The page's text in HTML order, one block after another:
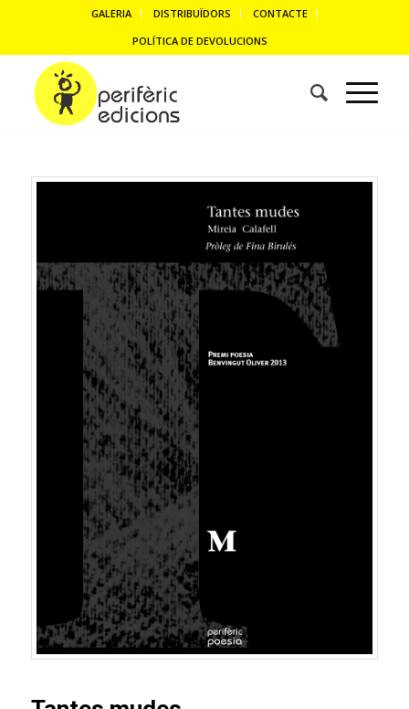
GALERIA DISTRIBUÏDORS
CONTACTE
POLÍTICA DE DEVOLUCIONS